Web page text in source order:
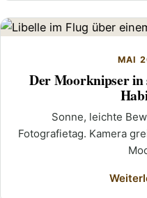
MAI
Der Moorknipser in
Sonne, leichte
Fotografietag. Kamera